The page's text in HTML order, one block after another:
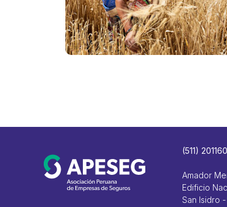
(511)
Amador
Edificio
San Isidro -